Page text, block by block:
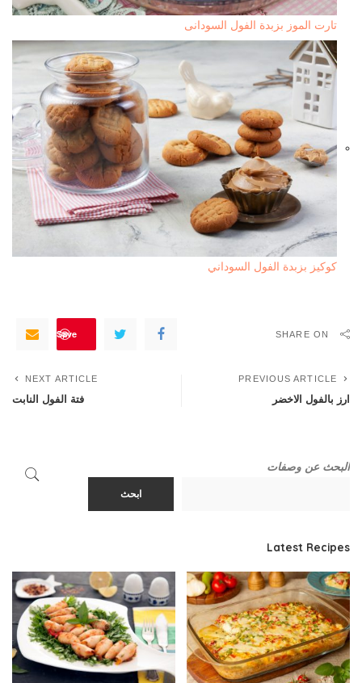
تارت الموز بزبدة الفول السودانى
كوكيز بزبدة الفول السوداني
SHARE ON
Save
PREVIOUS ARTICLE
ارز بالفول الاخضر
NEXT ARTICLE
فتة الفول النابت
البحث عن وصفات
ابحث
Latest Recipes